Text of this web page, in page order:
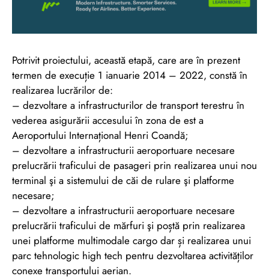
Potrivit proiectului, această etapă, care are în prezent
termen de execuție 1 ianuarie 2014 – 2022, constă în
realizarea lucrărilor de:
– dezvoltare a infrastructurilor de transport terestru în
vederea asigurării accesului în zona de est a
Aeroportului Internațional Henri Coandă;
– dezvoltare a infrastructurii aeroportuare necesare
prelucrării traficului de pasageri prin realizarea unui nou
terminal şi a sistemului de căi de rulare şi platforme
necesare;
– dezvoltare a infrastructurii aeroportuare necesare
prelucrării traficului de mărfuri şi poștă prin realizarea
unei platforme multimodale cargo dar și realizarea unui
parc tehnologic high tech pentru dezvoltarea activităților
conexe transportului aerian.